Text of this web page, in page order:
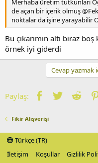
de açan bir içerik olmuş
noktalar da işine yarayabilir
Bu çıkarımın altı biraz boş
örnek iyi giderdi
Cevap yazmak
Paylaş: Facebook
Twitter
Fikir Alışverişi
Türkçe (TR)
İletişim
Koşullar Gizlilik